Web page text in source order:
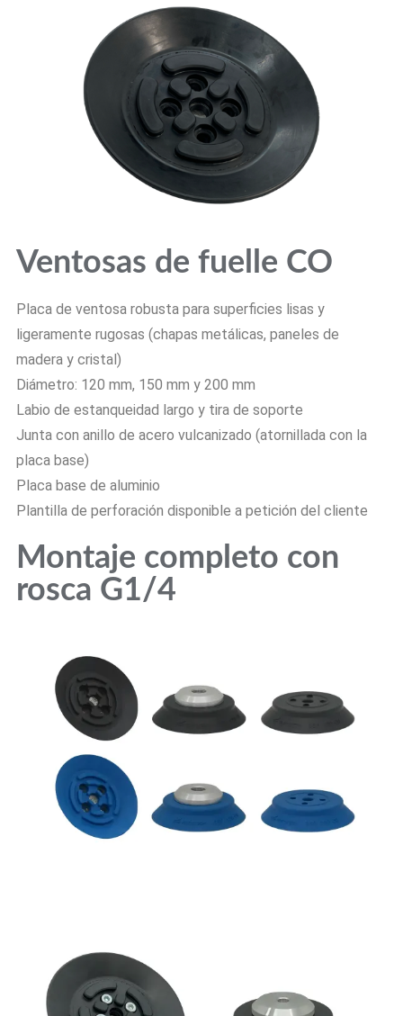
Ventosas de fuelle CO
Placa de ventosa robusta para superficies lisas y
ligeramente rugosas (chapas metálicas, paneles de
madera y cristal)
Diámetro: 120 mm, 150 mm y 200 mm
Labio de estanqueidad largo y tira de soporte
Junta con anillo de acero vulcanizado (atornillada con la
placa base)
Placa base de aluminio
Plantilla de perforación disponible a petición del cliente
Montaje completo con
rosca G1/4